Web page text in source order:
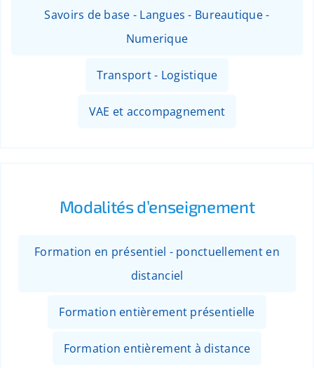
Savoirs de base - Langues - Bureautique -
Numerique
Transport - Logistique
VAE et accompagnement
Modalités d’enseignement
Formation en présentiel - ponctuellement en
distanciel
Formation entièrement présentielle
Formation entièrement à distance